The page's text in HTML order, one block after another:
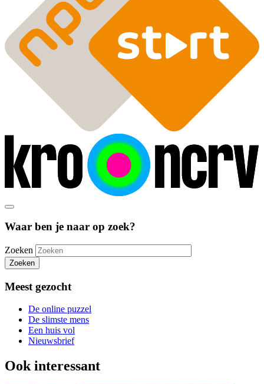
Waar ben je naar op zoek?
Zoeken
Zoeken
Meest gezocht
De online puzzel
De slimste mens
Een huis vol
Nieuwsbrief
Ook interessant